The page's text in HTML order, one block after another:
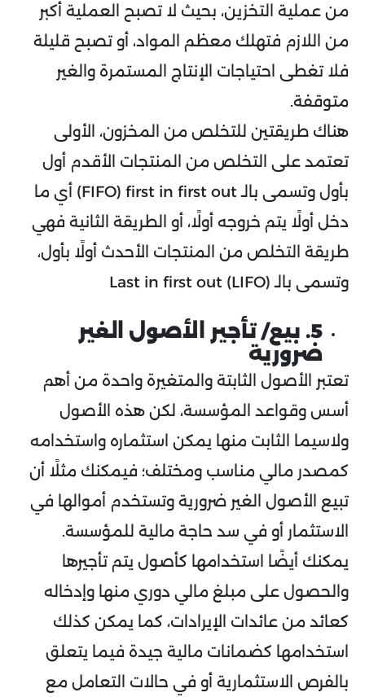
من عملية التخزين، بحيث لا تصبح العملية أكبر
من اللازم فتهلك معظم المواد، أو تصبح قليلة
فلا تغطى احتياجات الإنتاج المستمرة والغير
متوقفة.
هناك طريقتين للتخلص من المخزون، الأولى
تعتمد على التخلص من المنتجات الأقدم أول
بأول وتسمى بالـ FIFO) first in first out) أي ما
دخل أولًا يتم خروجه أولًا، أو الطريقة الثانية فهي
طريقة التخلص من المنتجات الأحدث أولًا بأول،
وتسمى بالـ Last in first out (LIFO)
5. بيع/ تأجير الأصول الغير
ضرورية
تعتبر الأصول الثابتة والمتغيرة واحدة من أهم
أسس وقواعد المؤسسة، لكن هذه الأصول
ولاسيما الثابت منها يمكن استثماره واستخدامه
كمصدر مالي مناسب ومختلف؛ فيمكنك مثلًا أن
تبيع الأصول الغير ضرورية وتستخدم أموالها في
الاستثمار أو في سد حاجة مالية للمؤسسة.
يمكنك أيضًا استخدامها كأصول يتم تأجيرها
والحصول على مبلغ مالي دوري منها وإدخاله
كعائد من عائدات الإيرادات، كما يمكن كذلك
استخدامها كضمانات مالية جيدة فيما يتعلق
بالفرص الاستثمارية أو في حالات التعامل مع